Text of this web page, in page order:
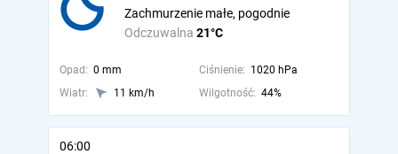
Odczuwalna 21°C
Zachmurzenie małe, pogodnie
Opad: 0 mm Ciśnienie: 1020 hPa
Wiatr:
11 km/h Wilgotność: 44%
06:00